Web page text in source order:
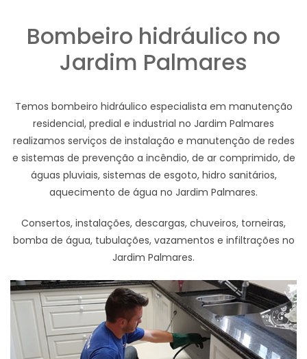
Bombeiro hidráulico no
Jardim Palmares
Temos bombeiro hidráulico especialista em manutenção
residencial, predial e industrial no Jardim Palmares
realizamos serviços de instalação e manutenção de redes
e sistemas de prevenção a incêndio, de ar comprimido, de
águas pluviais, sistemas de esgoto, hidro sanitários,
aquecimento de água no Jardim Palmares.
Consertos, instalações, descargas, chuveiros, torneiras,
bomba de água, tubulações, vazamentos e infiltrações no
Jardim Palmares.